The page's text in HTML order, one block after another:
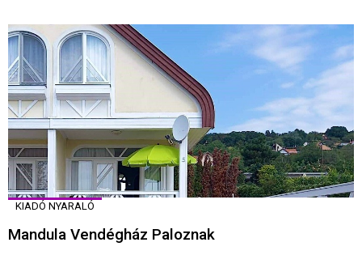
KIADÓ NYARALÓ
Mandula Vendégház Paloznak